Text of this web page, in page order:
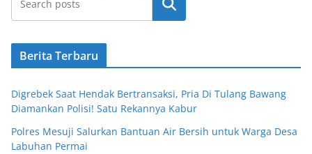
Cari
Berita Terbaru
Digrebek Saat Hendak Bertransaksi, Pria Di Tulang Bawang
Diamankan Polisi! Satu Rekannya Kabur
Polres Mesuji Salurkan Bantuan Air Bersih untuk Warga Desa
Labuhan Permai